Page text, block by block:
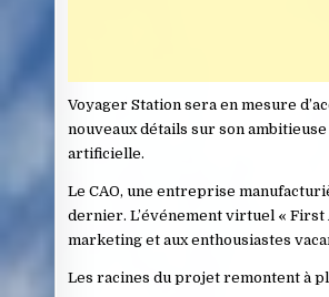
Voyager Station sera en mesure
nouveaux détails sur son
artificielle.
Le CAO, une entreprise
dernier. L’événement virtuel «
marketing et aux enthousiastes
Les racines du projet remontent à